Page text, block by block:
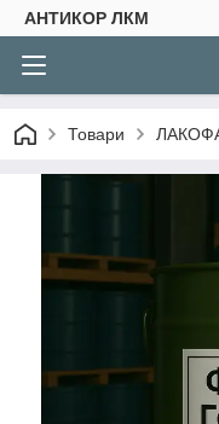
АНТИКОР ЛКМ
Товари